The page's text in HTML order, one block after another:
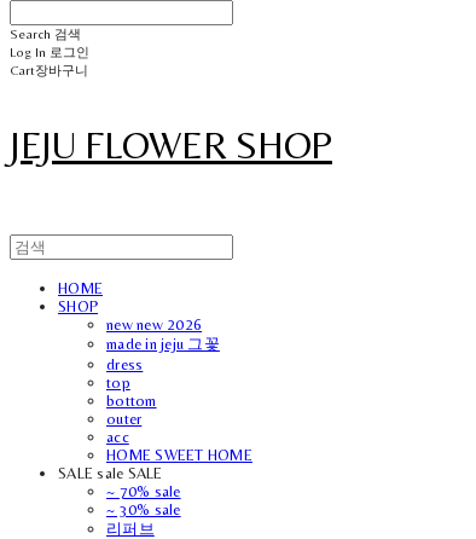
Search 검색
Log In 로그인
Cart장바구니
JEJU FLOWER SHOP
HOME
SHOP
new new 2026
made in jeju 그꽃
dress
top
bottom
outer
acc
HOME SWEET HOME
SALE sale SALE
~ 70% sale
~ 30% sale
리퍼브